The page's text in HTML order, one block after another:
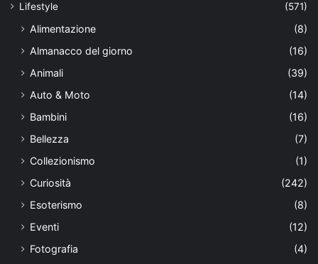
Lifestyle (571)
Alimentazione
(8)
Almanacco del giorno
(16)
Animali
(39)
Auto & Moto
(14)
Bambini
(16)
Bellezza
(7)
Collezionismo
(1)
Curiosità
(242)
Esoterismo
(8)
Eventi
(12)
Fotografia
(4)